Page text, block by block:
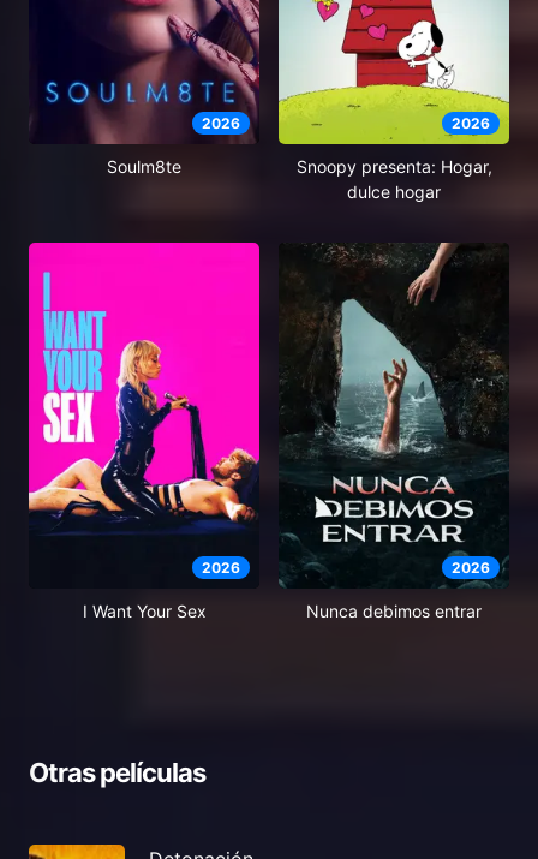
2026
Soulm8te
2026
Snoopy presenta: Hogar,
dulce hogar
2026
I Want Your Sex
2026
Nunca debimos entrar
Otras películas